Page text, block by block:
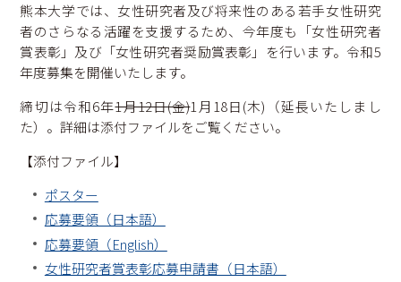
熊本大学では、女性研究者及び将来性のある若手女性研究
者のさらなる活躍を支援するため、今年度も「女性研究者
賞表彰」及び「女性研究者奨励賞表彰」を行います。令和5
年度募集を開催いたします。
締切は令和6年1月12日(金)1月18日(木)（延長いたしまし
た）。詳細は添付ファイルをご覧ください。
【添付ファイル】
ポスター
応募要領（日本語）
応募要領（English）
女性研究者賞表彰応募申請書（日本語）
育児・介護支援制度のご案内
学内保育施設等
統計データ
ダイバーシティ
熊本大学ダイバーシティ宣言
性の多様性ガイドライン
コラム
相談窓口・お問い合わせ
サイトマップ